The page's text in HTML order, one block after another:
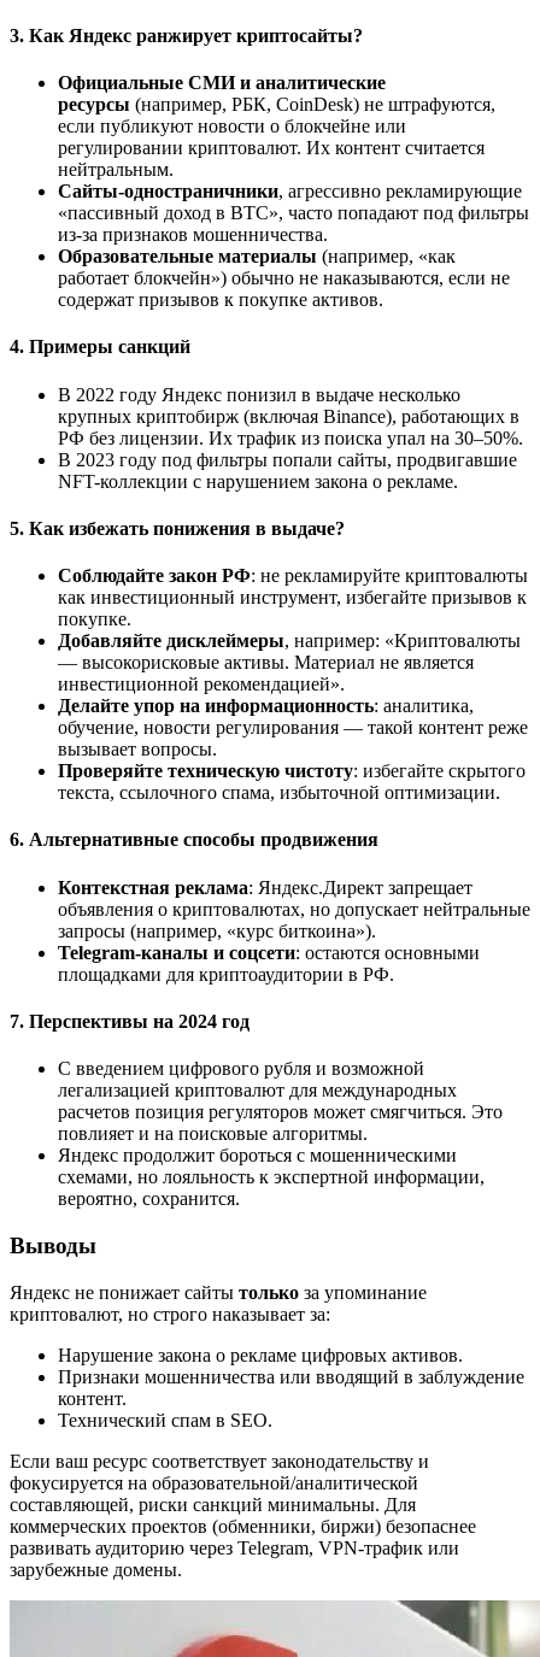
3. Как Яндекс ранжирует криптосайты?
Официальные СМИ и аналитические
ресурсы (например, РБК, CoinDesk) не штрафуются,
если публикуют новости о блокчейне или
регулировании криптовалют. Их контент считается
нейтральным.
Сайты-одностраничники, агрессивно рекламирующие
«пассивный доход в BTC», часто попадают под фильтры
из-за признаков мошенничества.
Образовательные материалы (например, «как
работает блокчейн») обычно не наказываются, если не
содержат призывов к покупке активов.
4. Примеры санкций
В 2022 году Яндекс понизил в выдаче несколько
крупных криптобирж (включая Binance), работающих в
РФ без лицензии. Их трафик из поиска упал на 30–50%.
В 2023 году под фильтры попали сайты, продвигавшие
NFT-коллекции с нарушением закона о рекламе.
5. Как избежать понижения в выдаче?
Соблюдайте закон РФ: не рекламируйте криптовалюты
как инвестиционный инструмент, избегайте призывов к
покупке.
Добавляйте дисклеймеры, например: «Криптовалюты
— высокорисковые активы. Материал не является
инвестиционной рекомендацией».
Делайте упор на информационность: аналитика,
обучение, новости регулирования — такой контент реже
вызывает вопросы.
Проверяйте техническую чистоту: избегайте скрытого
текста, ссылочного спама, избыточной оптимизации.
6. Альтернативные способы продвижения
Контекстная реклама: Яндекс.Директ запрещает
объявления о криптовалютах, но допускает нейтральные
запросы (например, «курс биткоина»).
Telegram-каналы и соцсети: остаются основными
площадками для криптоаудитории в РФ.
7. Перспективы на 2024 год
С введением цифрового рубля и возможной
легализацией криптовалют для международных
расчетов позиция регуляторов может смягчиться. Это
повлияет и на поисковые алгоритмы.
Яндекс продолжит бороться с мошенническими
схемами, но лояльность к экспертной информации,
вероятно, сохранится.
Выводы
Яндекс не понижает сайты только за упоминание
криптовалют, но строго наказывает за:
Нарушение закона о рекламе цифровых активов.
Признаки мошенничества или вводящий в заблуждение
контент.
Технический спам в SEO.
Если ваш ресурс соответствует законодательству и
фокусируется на образовательной/аналитической
составляющей, риски санкций минимальны. Для
коммерческих проектов (обменники, биржи) безопаснее
развивать аудиторию через Telegram, VPN-трафик или
зарубежные домены.